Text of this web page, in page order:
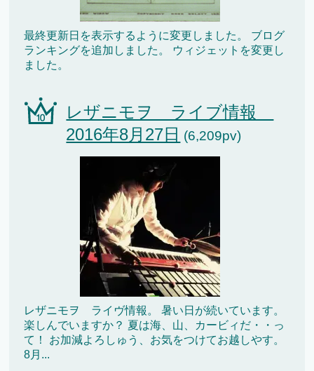
最終更新日を表示するように変更しました。 ブログ
ランキングを追加しました。 ウィジェットを変更し
ました。
レザニモヲ ライブ情報
2016年8月27日 (6,209pv)
レザニモヲ ライヴ情報。 暑い日が続いています。
楽しんでいますか？ 夏は海、山、カービィだ・・っ
て！ お加減よろしゅう、お気をつけてお越しやす。
8月...